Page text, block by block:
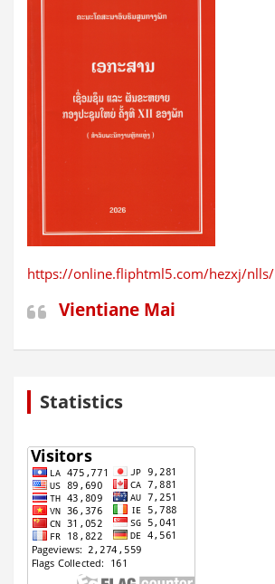
https://online.fliphtml5.com/hezxj/nlls/
Vientiane Mai
Statistics